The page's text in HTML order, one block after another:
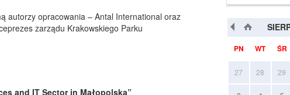
autorzy opracowania – Antal International oraz
zarządu Krakowskiego Parku
and IT Sector in Małopolska”
PN WT ŚR
27 28 29